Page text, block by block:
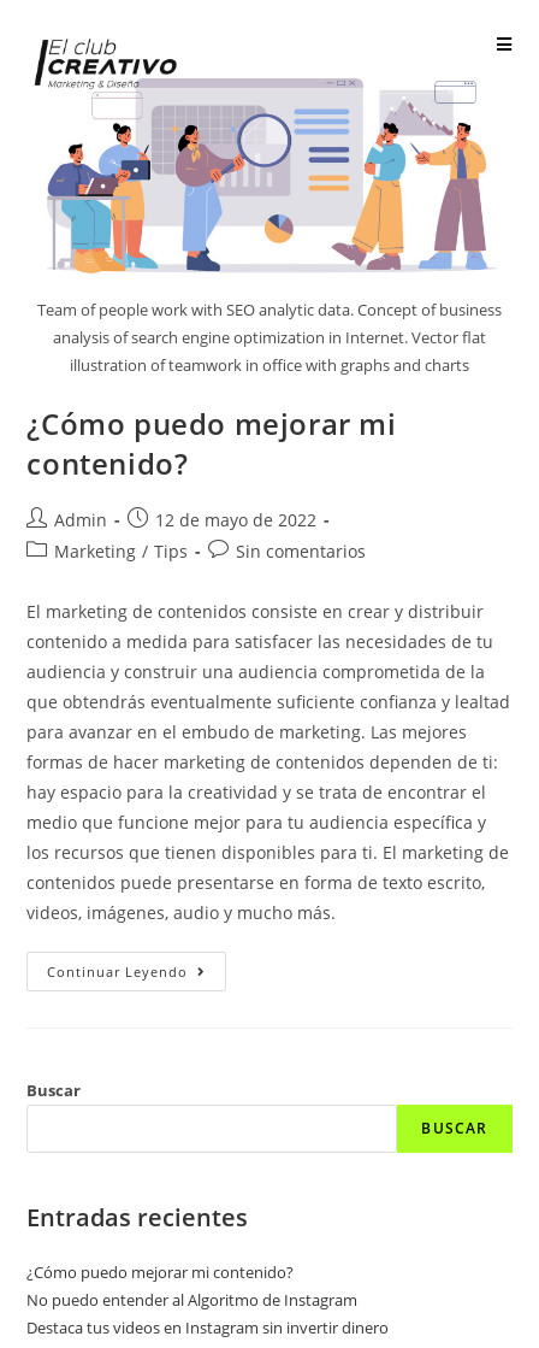
Team of people work with SEO analytic data. Concept of business
analysis of search engine optimization in Internet. Vector flat
illustration of teamwork in office with graphs and charts
¿Cómo puedo mejorar mi
contenido?
Admin
12 de mayo de 2022
Marketing / Tips Sin comentarios
El marketing de contenidos consiste en crear y distribuir
contenido a medida para satisfacer las necesidades de tu
audiencia y construir una audiencia comprometida de la
que obtendrás eventualmente suficiente confianza y lealtad
para avanzar en el embudo de marketing. Las mejores
formas de hacer marketing de contenidos dependen de ti:
hay espacio para la creatividad y se trata de encontrar el
medio que funcione mejor para tu audiencia específica y
los recursos que tienen disponibles para ti. El marketing de
contenidos puede presentarse en forma de texto escrito,
videos, imágenes, audio y mucho más.
Continuar Leyendo
Buscar
BUSCAR
Entradas recientes
¿Cómo puedo mejorar mi contenido?
No puedo entender al Algoritmo de Instagram
Destaca tus videos en Instagram sin invertir dinero